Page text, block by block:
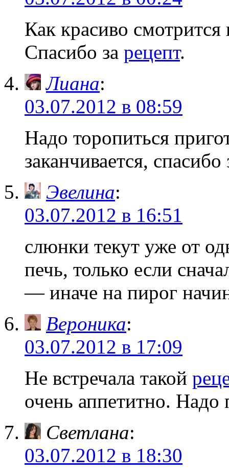
Как красиво
Спасибо за рецепт.
Лиана:
03.07.2012 в 08:59
Надо торопиться
заканчивается, спасибо
Эвелина:
03.07.2012 в 16:51
слюнки текут уже от
печь, только если
— иначе на пирог
Вероника:
03.07.2012 в 17:09
Не встречала такой
очень аппетитно. Надо
Светлана:
03.07.2012 в 18:30